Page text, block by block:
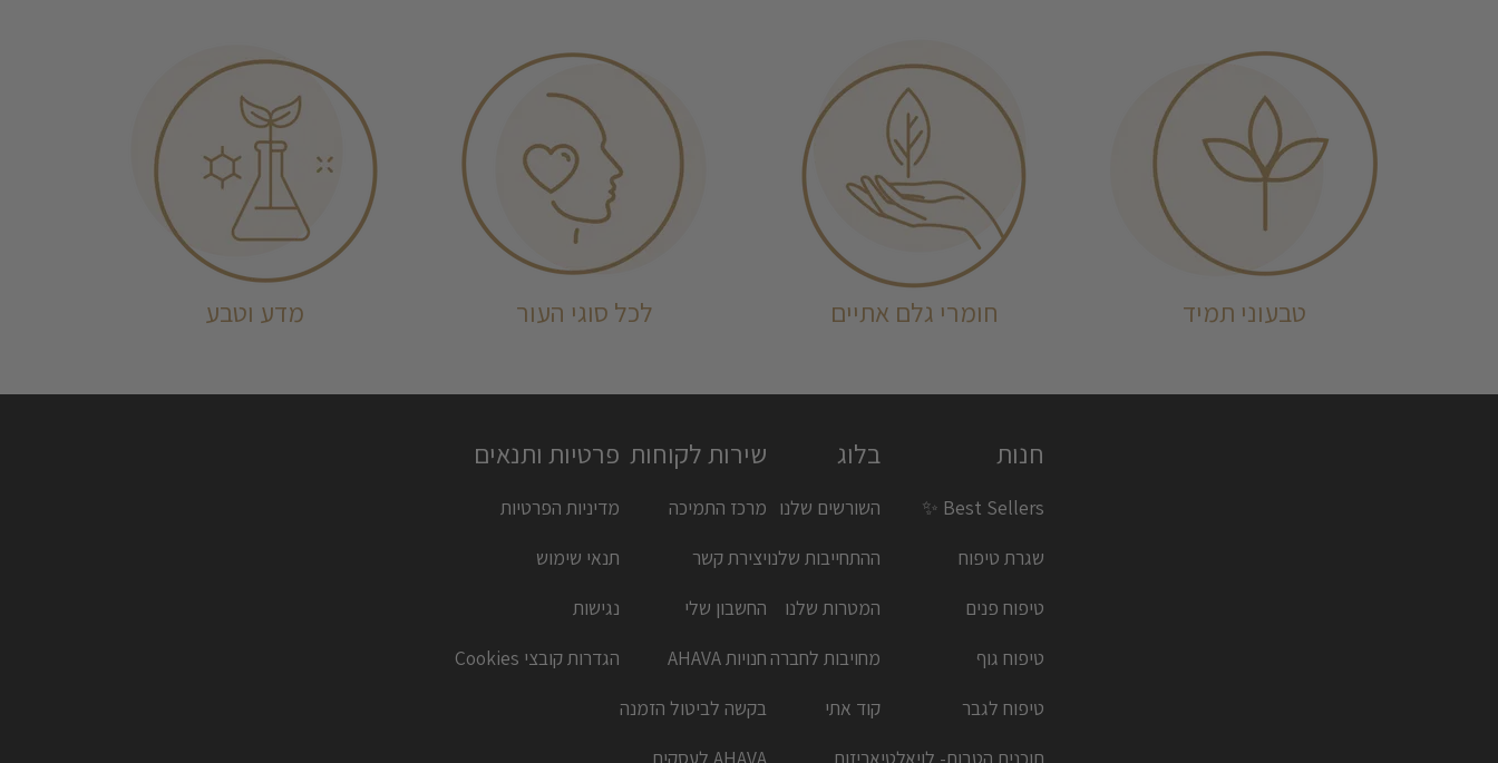
טבעוני תמיד חומרי גלם אתיים לכל סוגי העור מדע וטבע
חנות
Best Sellers ✨
שגרת טיפוח
טיפוח פנים
טיפוח גוף
טיפוח לגבר
בלוג
השורשים שלנו
ההתחייבות שלנו
המטרות שלנו
מחויבות לחברה
קוד אתי
שירות לקוחות
מרכז התמיכה
יצירת קשר
החשבון שלי
חנויות AHAVA
בקשה לביטול הזמנה
פרטיות ותנאים
מדיניות הפרטיות
תנאי שימוש
נגישות
הגדרות קובצי Cookies